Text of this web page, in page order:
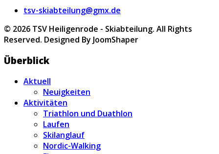
tsv-skiabteilung@gmx.de
© 2026 TSV Heiligenrode - Skiabteilung. All Rights
Reserved. Designed By JoomShaper
Überblick
Aktuell
Neuigkeiten
Aktivitäten
Triathlon und Duathlon
Laufen
Skilanglauf
Nordic-Walking